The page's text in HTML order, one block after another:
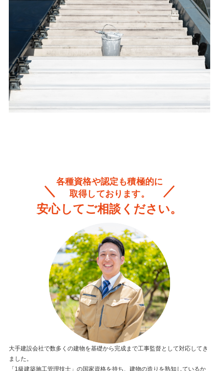
各種資格や認定も積極的に
取得しております。
安心してご相談ください。
大手建設会社で数多くの建物を基礎から完成まで工事監督として対応してき
ました。
「1級建築施工管理技士」の国家資格を持ち、建物の造りを熟知しているか